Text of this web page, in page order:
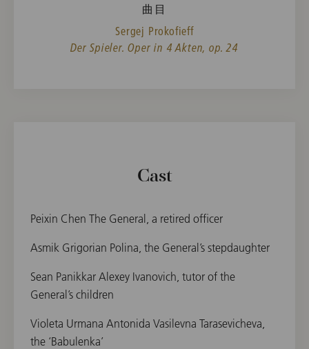
曲目
Sergej Prokofieff
Der Spieler. Oper in 4 Akten, op. 24
Cast
Peixin Chen The General, a retired officer
Asmik Grigorian Polina, the General’s stepdaughter
Sean Panikkar Alexey Ivanovich, tutor of the
General’s children
Violeta Urmana Antonida Vasilevna Tarasevicheva,
the ‘Babulenka’